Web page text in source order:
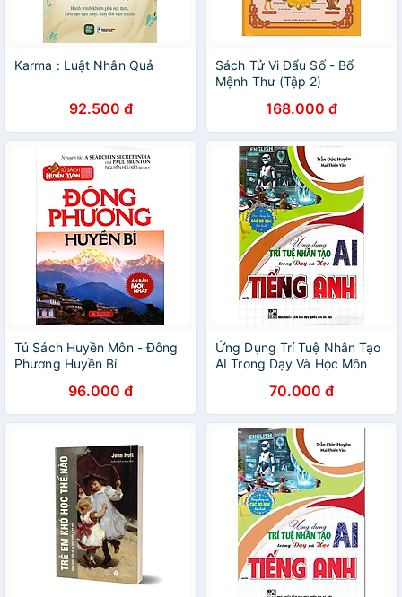
Karma : Luật Nhân Quả
92.500 đ
Sách Tử Vi Đẩu Số - Bổ
Mệnh Thư (Tập 2)
168.000 đ
Tủ Sách Huyền Môn - Đông
Phương Huyền Bí
96.000 đ
Ứng Dụng Trí Tuệ Nhân Tạo
AI Trong Dạy Và Học Môn
Viên Và Học Sinh - Dùng
Chung Cho SGK) (HA)
70.000 đ